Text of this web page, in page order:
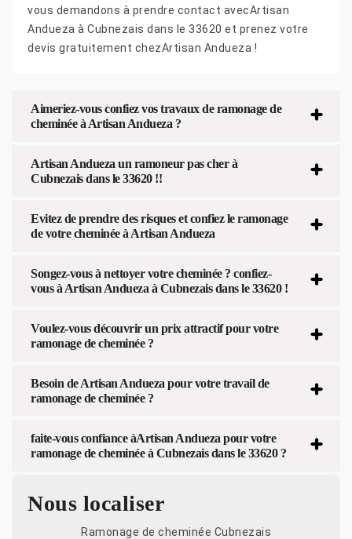
vous demandons à prendre contact avecArtisan
Andueza à Cubnezais dans le 33620 et prenez votre
devis gratuitement chezArtisan Andueza !
Aimeriez-vous confiez vos travaux de ramonage de
cheminée à Artisan Andueza ?
Artisan Andueza un ramoneur pas cher à
Cubnezais dans le 33620 !!
Evitez de prendre des risques et confiez le ramonage
de votre cheminée à Artisan Andueza
Songez-vous à nettoyer votre cheminée ? confiez-
vous à Artisan Andueza à Cubnezais dans le 33620 !
Voulez-vous découvrir un prix attractif pour votre
ramonage de cheminée ?
Besoin de Artisan Andueza pour votre travail de
ramonage de cheminée ?
faite-vous confiance àArtisan Andueza pour votre
ramonage de cheminée à Cubnezais dans le 33620 ?
Nous localiser
Ramonage de cheminée Cubnezais